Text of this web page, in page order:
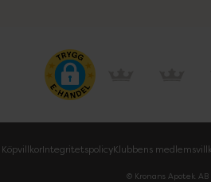
KöpvillkorIntegritetspolicyKlubbens
© Kronans Apotek AB